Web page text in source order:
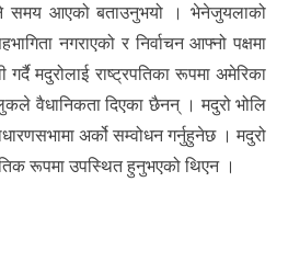
समय आएको बताउनुभयो । भेनेजुयलाको
नगराएको र निर्वाचन आफ्नो पक्षमा
गर्दै मदुरोलाई राष्ट्रपतिका रूपमा अमेरिका
वैधानिकता दिएका छैनन् । मदुरो भोलि
अर्को सम्वोधन गर्नुहुनेछ । मदुरो
रूपमा उपस्थित हुनुभएको थिएन ।